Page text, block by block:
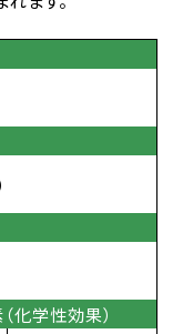
化学性効果）